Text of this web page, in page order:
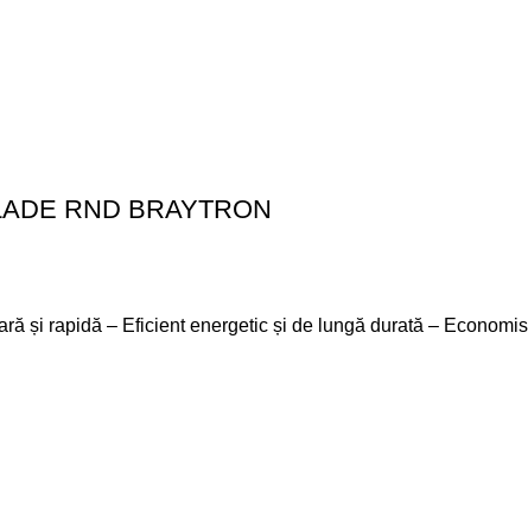
RND BRAYTRON
și rapidă – Eficient energetic și de lungă durată –